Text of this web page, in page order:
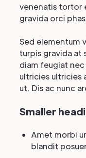
venenatis tortor
gravida orci
Sed elementum
turpis gravida at
diam feugiat
ultricies ultricies
ut. Dis ac nunc
Smaller
Amet morbi
blandit